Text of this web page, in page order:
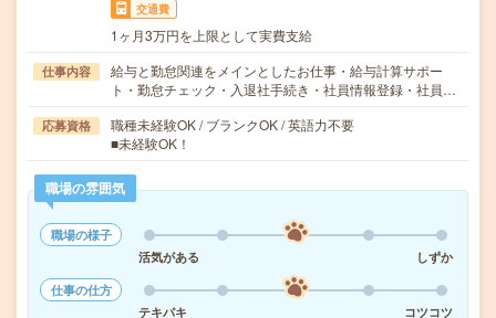
交通費
1ヶ月3万円を上限として実費支給
仕事内容
給与と勤怠関連をメインとしたお仕事・給与計算サポー
ト・勤怠チェック・入退社手続き・社員情報登録・社員…
応募資格
職種未経験OK / ブランクOK / 英語力不要
■未経験OK！
職場の雰囲気
職場の様子
活気がある
しずか
仕事の仕方
テキパキ
コツコツ